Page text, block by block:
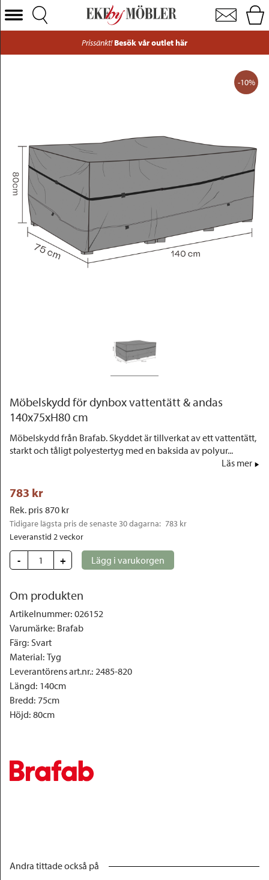
Möbelskydd för dynbox vattentätt & andas 140x75xH80 cm
Välj Kategori
Förvaring
Inredning
Mattor
Belysning
Utemöbler
Prissänkt! Besök vår outlet här
-10%
Möbelskydd för dynbox vattentätt & andas
140x75xH80 cm
Möbelskydd från Brafab. Skyddet är tillverkat av ett vattentätt,
starkt och tåligt polyestertyg med en baksida av polyur...
Läs mer
783 kr
Rek. pris 870 kr
Tidigare lägsta pris de senaste 30 dagarna: 783 kr
Leveranstid 2 veckor
- + Lägg i varukorgen
Om produkten
Artikelnummer: 026152
Varumärke: Brafab
Färg: Svart
Material: Tyg
Leverantörens art.nr.: 2485-820
Längd: 140cm
Bredd: 75cm
Höjd: 80cm
Andra tittade också på